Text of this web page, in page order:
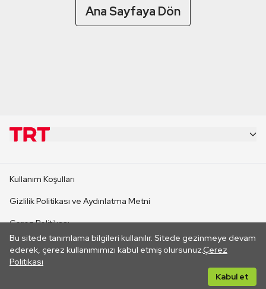
Ana Sayfaya Dön
Bu sitede tanımlama bilgileri kullanılır. Sitede gezinmeye devam
ederek, çerez kullanımımızı kabul etmiş olursunuz.Çerez
Politikası
Kabul et
CANLI YAYINLAR
Kullanım Koşulları
Gizlilik Politikası ve Aydınlatma Metni
Çerez Politikası
İletişim
Her hakkı saklıdır. ©2026 TRT. Bağlantı yoluyla gidilen dış